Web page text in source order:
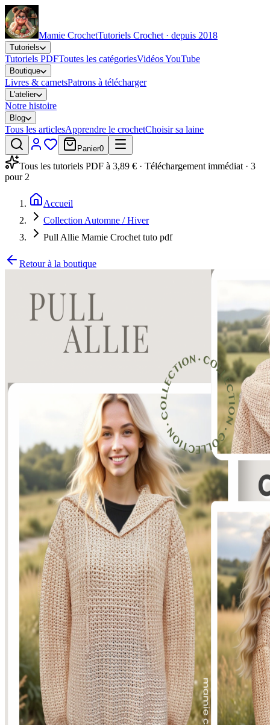
Mamie CrochetTutoriels Crochet · depuis 2018
Tutoriels
Tutoriels PDFToutes les catégoriesVidéos YouTube
Boutique
Livres & carnetsPatrons à télécharger
L'atelier
Notre histoire
Blog
Tous les articlesApprendre le crochetChoisir sa laine
Panier0
Tous les tutoriels PDF à 3,89 € · Téléchargement immédiat · 3
pour 2
Accueil
Collection Automne / Hiver
Pull Allie Mamie Crochet tuto pdf
Retour à la boutique